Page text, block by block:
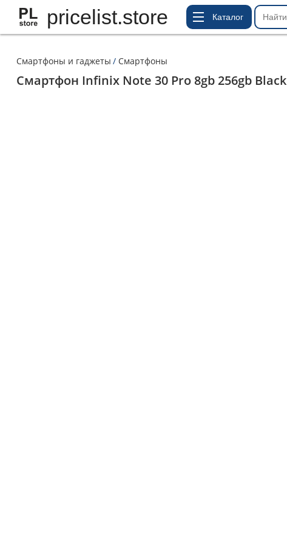
pricelist.store Каталог
Смартфоны и гаджеты Смартфоны
Смартфон Infinix Note 30 Pro 8gb 256gb Black